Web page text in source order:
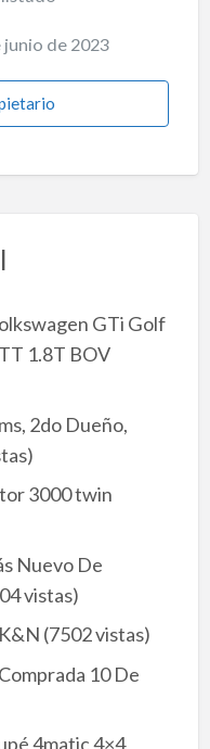
de 2023
GTi Golf
1.8T BOV
2do Dueño,
3000 twin
Nuevo De
vistas)
(7502 vistas)
10 De
4matic 4×4